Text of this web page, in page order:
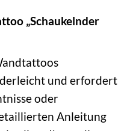
„Schaukelnder
und erfordert
oder
Anleitung